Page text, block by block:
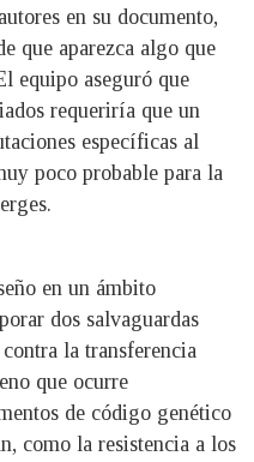
en su documento,
que aparezca algo que
equipo aseguró que
requeriría que un
específicas al
poco probable para la
en un ámbito
dos salvaguardas
la transferencia
que ocurre
de código genético
como la resistencia a los